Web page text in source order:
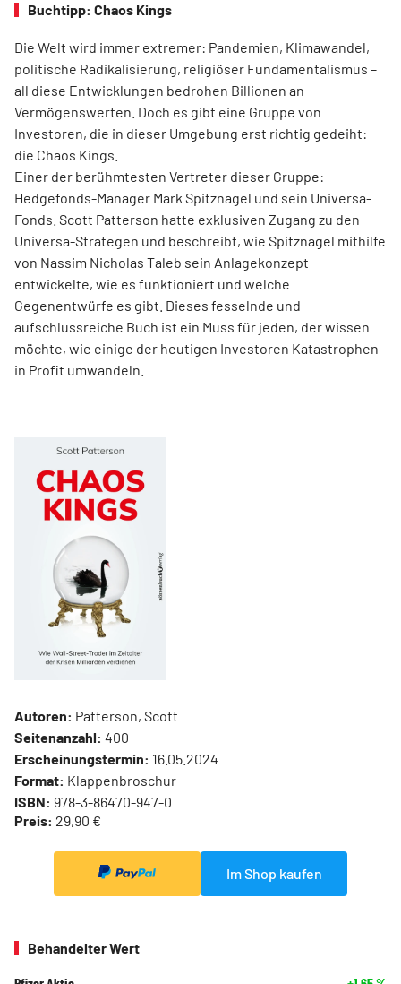
Buchtipp: Chaos Kings
Die Welt wird immer extremer: Pandemien, Klimawandel,
politische Radikalisierung, religiöser Fundamentalismus –
all diese Entwicklungen bedrohen Billionen an
Vermögenswerten. Doch es gibt eine Gruppe von
Investoren, die in dieser Umgebung erst richtig gedeiht:
die Chaos Kings.
Einer der berühmtesten Vertreter dieser Gruppe:
Hedgefonds-Manager Mark Spitznagel und sein Universa-
Fonds. Scott Patterson hatte exklusiven Zugang zu den
Universa-Strategen und beschreibt, wie Spitznagel mithilfe
von Nassim Nicholas Taleb sein Anlagekonzept
entwickelte, wie es funktioniert und welche
Gegenentwürfe es gibt. Dieses fesselnde und
aufschlussreiche Buch ist ein Muss für jeden, der wissen
möchte, wie einige der heutigen Investoren Katastrophen
in Profit umwandeln.
Autoren: Patterson, Scott
Seitenanzahl: 400
Erscheinungstermin: 16.05.2024
Format: Klappenbroschur
ISBN: 978-3-86470-947-0
Preis: 29,90 €
Im Shop kaufen
Behandelter Wert